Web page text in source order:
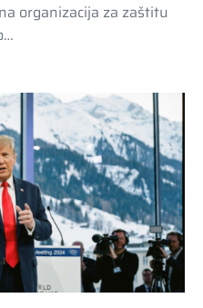
organizacija za zaštitu